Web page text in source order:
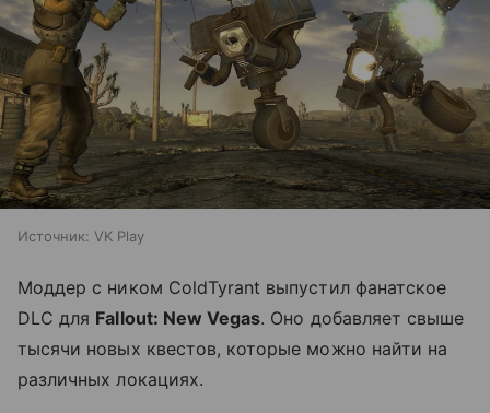
Источник: VK Play
Моддер с ником ColdTyrant выпустил фанатское
DLC для Fallout: New Vegas. Оно добавляет свыше
тысячи новых квестов, которые можно найти на
различных локациях.